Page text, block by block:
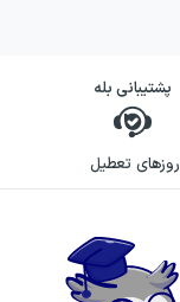
پشتیبانی بله